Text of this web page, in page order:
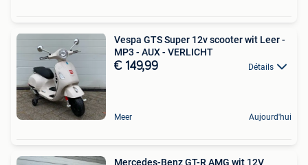
Vespa GTS Super 12v scooter wit Leer -
MP3 - AUX - VERLICHT
€ 149,99 Détails
Meer Aujourd'hui
Mercedes-Benz GT-R AMG wit 12V